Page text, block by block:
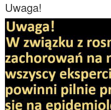
Uwaga!